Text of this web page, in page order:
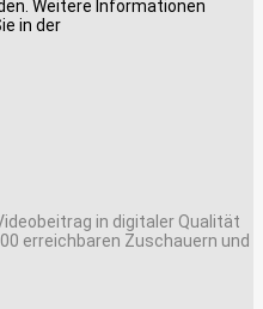
Weitere Informationen
in der
in digitaler Qualität
erreichbaren Zuschauern und